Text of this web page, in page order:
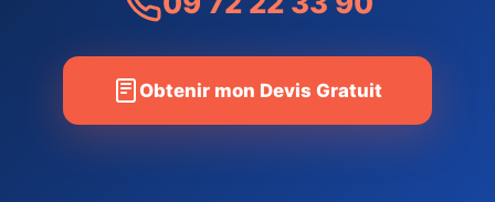
Obtenir mon Devis Gratuit